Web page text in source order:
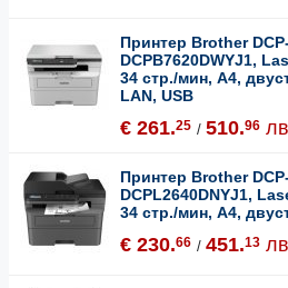
Принтер Brother
DCPB7620DWYJ1,
34 стр./мин, A4,
LAN, USB
€ 261.25 / 510.96
Принтер Brother
DCPL2640DNYJ1,
34 стр./мин, A4,
€ 230.66 / 451.13